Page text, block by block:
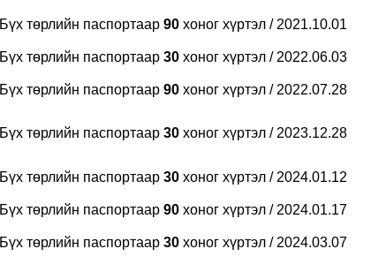
Бүх төрлийн паспортаар 90 хоног хүртэл / 2021.10.01
Бүх төрлийн паспортаар 30 хоног хүртэл / 2022.06.03
Бүх төрлийн паспортаар 90 хоног хүртэл / 2022.07.28
Бүх төрлийн паспортаар 30 хоног хүртэл / 2023.12.28
Бүх төрлийн паспортаар 30 хоног хүртэл / 2024.01.12
Бүх төрлийн паспортаар 90 хоног хүртэл / 2024.01.17
Бүх төрлийн паспортаар 30 хоног хүртэл / 2024.03.07